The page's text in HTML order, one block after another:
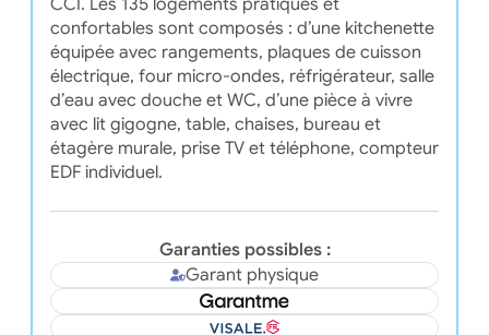
confortables sont composés : d’une kitchenette
équipée avec rangements, plaques de cuisson
électrique, four micro-ondes, réfrigérateur, salle
d’eau avec douche et WC, d’une pièce à vivre
avec lit gigogne, table, chaises, bureau et
étagère murale, prise TV et téléphone, compteur
EDF individuel.
Garanties possibles :
Garant physique